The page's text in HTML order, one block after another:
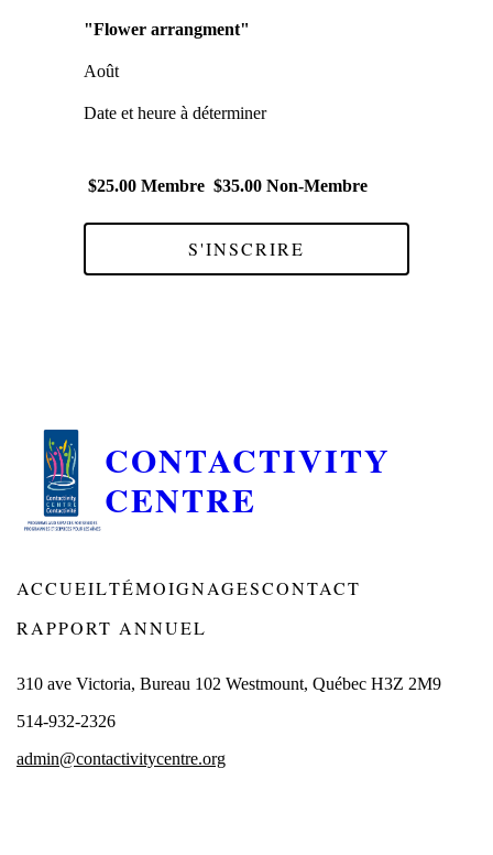
"Flower arrangment"
Août
Date et heure à déterminer
$25.00 Membre $35.00 Non-Membre
S'INSCRIRE
CONTACTIVITY
CENTRE
ACCUEILTÉMOIGNAGESCONTACT
RAPPORT ANNUEL
310 ave Victoria, Bureau 102 Westmount, Québec H3Z 2M9
514-932-2326
admin@contactivitycentre.org